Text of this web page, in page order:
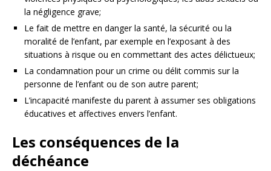
la négligence grave;
Le fait de mettre en danger la santé, la sécurité ou la
moralité de l’enfant, par exemple en l’exposant à des
situations à risque ou en commettant des actes délictueux;
La condamnation pour un crime ou délit commis sur la
personne de l’enfant ou de son autre parent;
L’incapacité manifeste du parent à assumer ses obligations
éducatives et affectives envers l’enfant.
Les conséquences de la
déchéance